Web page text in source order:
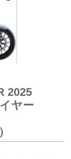
2025
ヤー